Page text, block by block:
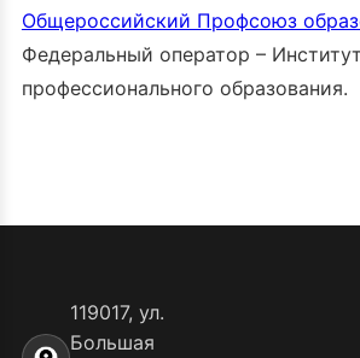
Общероссийский Профсоюз
Федеральный оператор –
профессионального образования.
119017, ул.
Большая